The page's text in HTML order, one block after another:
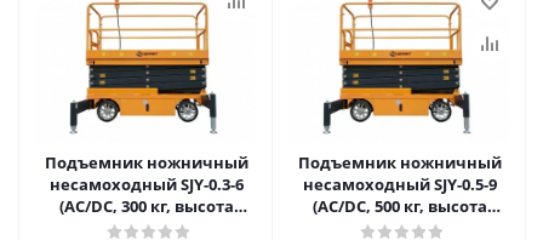
Подъемник ножничный
несамоходный SJY-0.3-6
(AC/DC, 300 кг, высота
подъема 6 м) SMART в
Подъемник ножничный
несамоходный SJY-0.5-9
(AC/DC, 500 кг, высота
подъема 9 м) SMART в